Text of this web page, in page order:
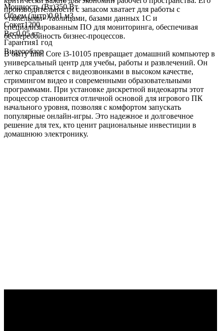
производительности с запасом хватает для работы с
«тяжелыми» таблицами, базами данных 1С и
специализированным ПО для мониторинга, обеспечивая
бесперебойность бизнес-процессов.
В быту Intel Core i3-10105 превращает домашний компьютер в
универсальный центр для учебы, работы и развлечений. Он
легко справляется с видеозвонками в высоком качестве,
стримингом видео и современными образовательными
программами. При установке дискретной видеокарты этот
процессор становится отличной основой для игрового ПК
начального уровня, позволяя с комфортом запускать
популярные онлайн-игры. Это надежное и долговечное
решение для тех, кто ценит рациональные инвестиции в
домашнюю электронику.
Мощность (Вт)350 Вт
Объем (литр)0.01 м3
Сокет1200
Вес0.05 кг
Гарантия1 год
Видеообзор